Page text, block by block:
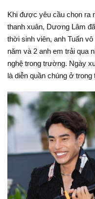
Khi được yêu cầu chọn ra
thanh xuân, Dương Lâm
thời sinh viên, anh Tuấn
năm và 2 anh em trải qua
nghệ trong trường. Ngày
là diễn quần chúng ở trong